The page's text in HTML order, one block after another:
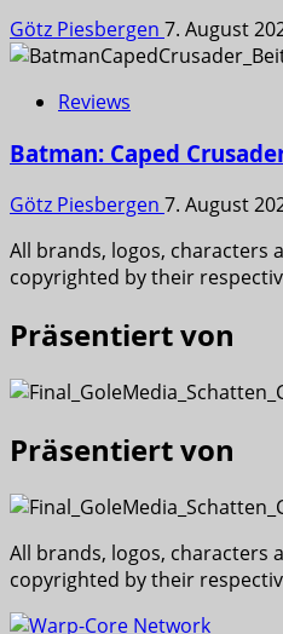
Götz Piesbergen 7. August
Reviews
Batman: Caped
Götz Piesbergen 7. August
All brands, logos, characters
copyrighted by their
Präsentiert von
Präsentiert von
All brands, logos, characters
copyrighted by their